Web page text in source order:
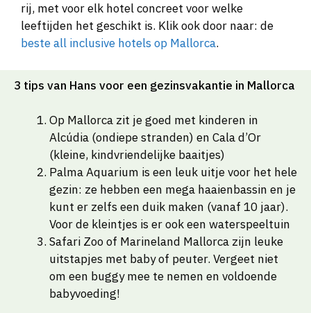
rij, met voor elk hotel concreet voor welke
leeftijden het geschikt is. Klik ook door naar: de
beste all inclusive hotels op Mallorca.
3 tips van Hans voor een gezinsvakantie in Mallorca
Op Mallorca zit je goed met kinderen in
Alcúdia (ondiepe stranden) en Cala d’Or
(kleine, kindvriendelijke baaitjes)
Palma Aquarium is een leuk uitje voor het hele
gezin: ze hebben een mega haaienbassin en je
kunt er zelfs een duik maken (vanaf 10 jaar).
Voor de kleintjes is er ook een waterspeeltuin
Safari Zoo of Marineland Mallorca zijn leuke
uitstapjes met baby of peuter. Vergeet niet
om een buggy mee te nemen en voldoende
babyvoeding!